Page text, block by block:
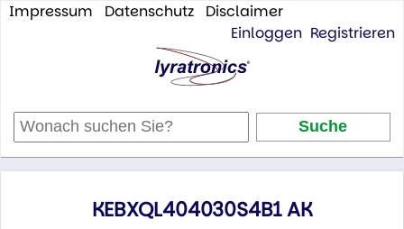
Impressum Datenschutz
Disclaimer
Einloggen Registrieren
KEBXQL404030S4B1 AK